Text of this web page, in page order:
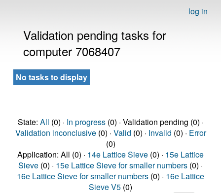
log in
Validation pending tasks for
computer 7068407
No tasks to display
State: All (0) · In progress(0) · Validation pending (0) ·
Validation inconclusive(0) · Valid (0) · Invalid (0) · Error
(0)
Application: All (0) · 14e Lattice Sieve (0) · 15e Lattice
Sieve (0) · 15e Lattice Sieve for smaller numbers (0) ·
16e Lattice Sieve for smaller numbers (0) · 16e Lattice
Sieve V5 (0)